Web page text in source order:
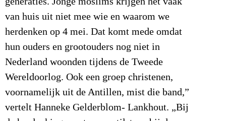
van huis uit niet mee wie en waarom we
herdenken op 4 mei. Dat komt mede omdat
hun ouders en grootouders nog niet in
Nederland woonden tijdens de Tweede
Wereldoorlog. Ook een groep christenen,
voornamelijk uit de Antillen, mist die band,”
vertelt Hanneke Gelderblom- Lankhout. „Bij